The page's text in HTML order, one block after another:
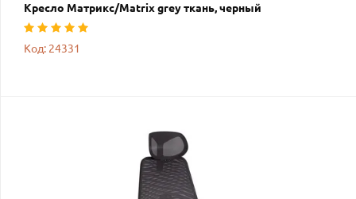
Кресло Матрикс/Matrix grey ткань, черный
Код: 24331